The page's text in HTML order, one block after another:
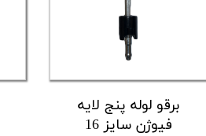
برقو لوله پنج لایه
فیوژن سایز 16